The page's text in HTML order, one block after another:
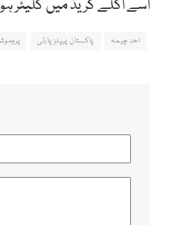
اسے اگلے گریڈ میں کلیئر
احد چیمہ پاکستان پیپلز پارٹی